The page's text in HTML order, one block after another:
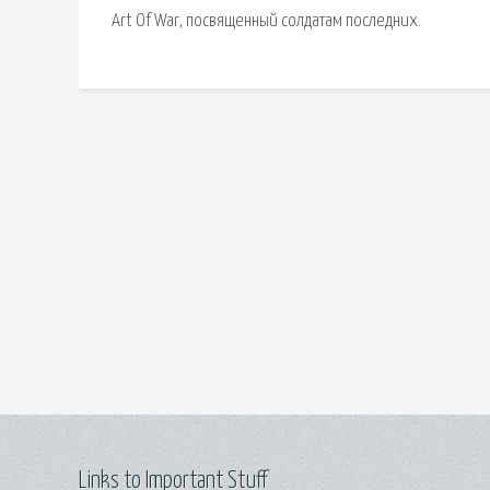
Art Of War, посвященный солдатам последних.
Links to Important Stuff